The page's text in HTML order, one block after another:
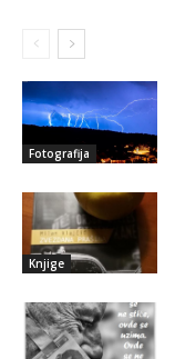
Fotografija
Knjige